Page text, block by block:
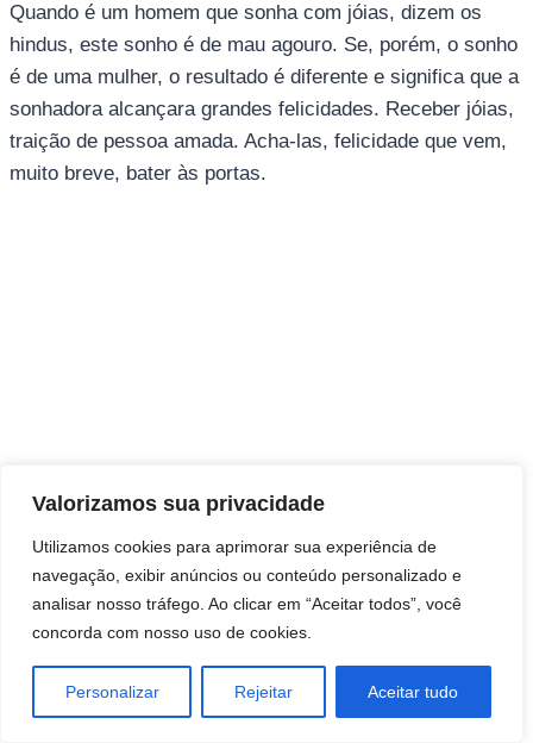
Valorizamos sua privacidade
Utilizamos cookies para aprimorar sua experiência de
navegação, exibir anúncios ou conteúdo personalizado e
analisar nosso tráfego. Ao clicar em “Aceitar todos”, você
concorda com nosso uso de cookies.
Personalizar Rejeitar Aceitar tudo
Quando é um homem que sonha com jóias, dizem os
hindus, este sonho é de mau agouro. Se, porém, o sonho
é de uma mulher, o resultado é diferente e significa que a
sonhadora alcançara grandes felicidades. Receber jóias,
traição de pessoa amada. Acha-las, felicidade que vem,
muito breve, bater às portas.
Consultas e trabalhos espirituais
Brasil - Santa Catarina - São José